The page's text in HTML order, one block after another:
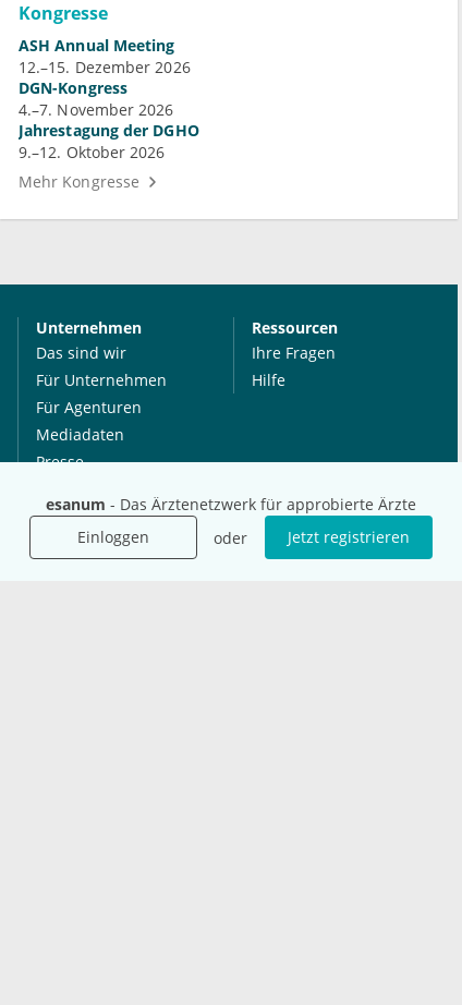
esanum - Das Ärztenetzwerk für approbierte Ärzte
Einloggen
oder Jetzt registrieren
Kongresse
ASH Annual Meeting
12.–15. Dezember 2026
DGN-Kongress
4.–7. November 2026
Jahrestagung der DGHO
9.–12. Oktober 2026
Mehr Kongresse
Unternehmen
Das sind wir
Für Unternehmen
Für Agenturen
Mediadaten
Presse
Jobs
Ressourcen
Ihre Fragen
Hilfe